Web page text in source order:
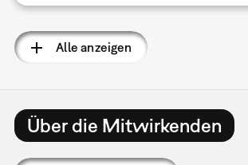
Alle anzeigen
Über die Mitwirkenden